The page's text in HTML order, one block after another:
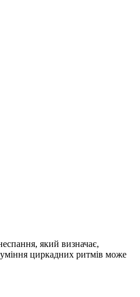
який визначає,
циркадних ритмів може